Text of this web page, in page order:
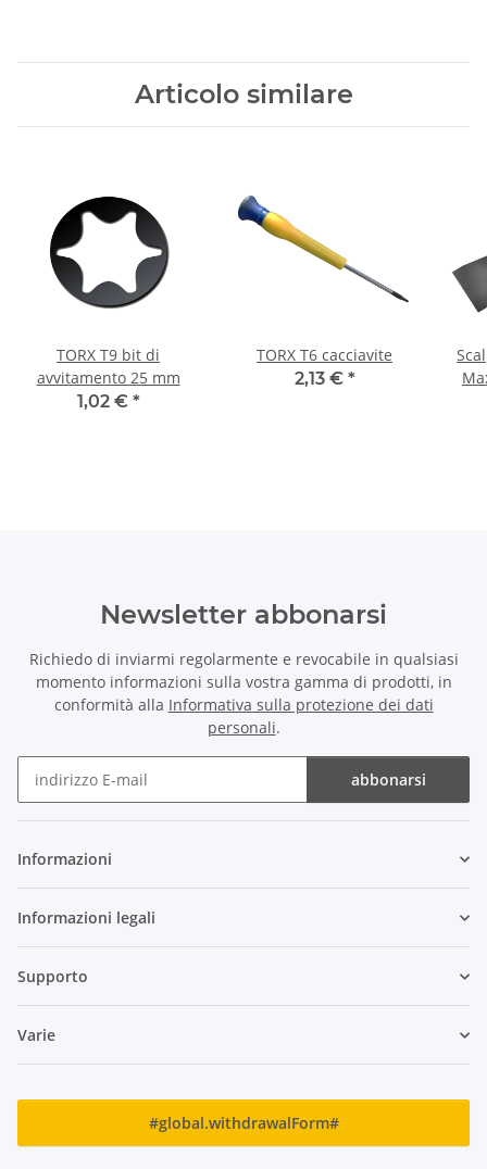
Articolo similare
TORX T9 bit di
avvitamento 25 mm
1,02 € *
TORX T6 cacciavite
2,13 € *
Newsletter abbonarsi
Richiedo di inviarmi regolarmente e revocabile in qualsiasi
momento informazioni sulla vostra gamma di prodotti, in
conformità alla Informativa sulla protezione dei dati
personali.
abbonarsi
Informazioni
Informazioni legali
Supporto
Varie
#global.withdrawalForm#